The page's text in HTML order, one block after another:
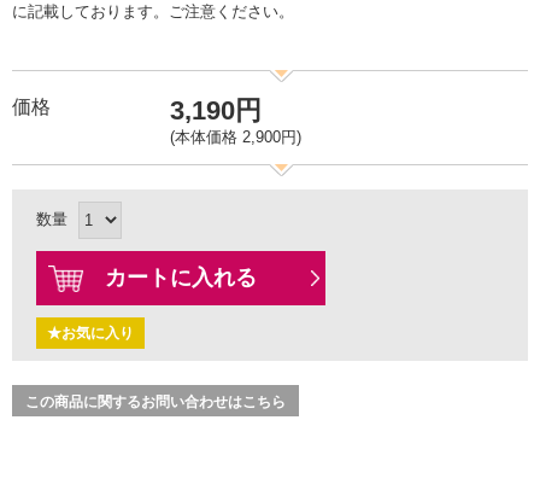
に記載しております。ご注意ください。
価格 3,190円
(本体価格 2,900円)
数量
カートに入れる
★お気に入り
この商品に関するお問い合わせはこちら